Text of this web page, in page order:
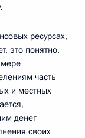
ресурсах,
это понятно.
часть
и местных
денег
своих